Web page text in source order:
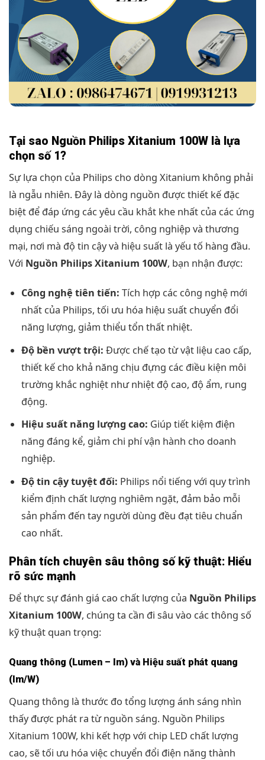
Tại sao Nguồn Philips Xitanium 100W là lựa
chọn số 1?
Sự lựa chọn của Philips cho dòng Xitanium không phải
là ngẫu nhiên. Đây là dòng nguồn được thiết kế đặc
biệt để đáp ứng các yêu cầu khắt khe nhất của các ứng
dụng chiếu sáng ngoài trời, công nghiệp và thương
mại, nơi mà độ tin cậy và hiệu suất là yếu tố hàng đầu.
Với Nguồn Philips Xitanium 100W, bạn nhận được:
Công nghệ tiên tiến: Tích hợp các công nghệ mới
nhất của Philips, tối ưu hóa hiệu suất chuyển đổi
năng lượng, giảm thiểu tổn thất nhiệt.
Độ bền vượt trội: Được chế tạo từ vật liệu cao cấp,
thiết kế cho khả năng chịu đựng các điều kiện môi
trường khắc nghiệt như nhiệt độ cao, độ ẩm, rung
động.
Hiệu suất năng lượng cao: Giúp tiết kiệm điện
năng đáng kể, giảm chi phí vận hành cho doanh
nghiệp.
Độ tin cậy tuyệt đối: Philips nổi tiếng với quy trình
kiểm định chất lượng nghiêm ngặt, đảm bảo mỗi
sản phẩm đến tay người dùng đều đạt tiêu chuẩn
cao nhất.
Phân tích chuyên sâu thông số kỹ thuật: Hiểu
rõ sức mạnh
Để thực sự đánh giá cao chất lượng của Nguồn Philips
Xitanium 100W, chúng ta cần đi sâu vào các thông số
kỹ thuật quan trọng:
Quang thông (Lumen – lm) và Hiệu suất phát quang
(lm/W)
Quang thông là thước đo tổng lượng ánh sáng nhìn
thấy được phát ra từ nguồn sáng. Nguồn Philips
Xitanium 100W, khi kết hợp với chip LED chất lượng
cao, sẽ tối ưu hóa việc chuyển đổi điện năng thành